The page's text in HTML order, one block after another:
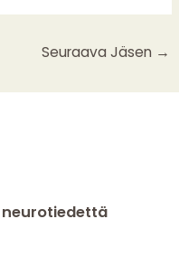
Seuraava Jäsen →
neurotiedettä